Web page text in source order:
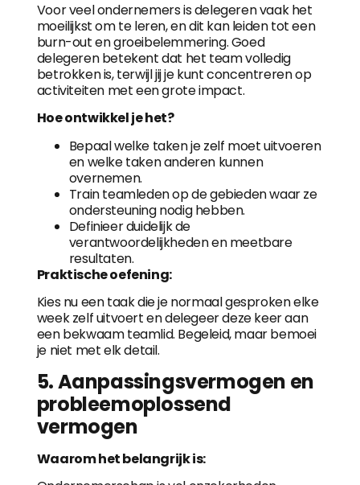
Voor veel ondernemers is delegeren vaak het
moeilijkst om te leren, en dit kan leiden tot een
burn-out en groeibelemmering. Goed
delegeren betekent dat het team volledig
betrokken is, terwijl jij je kunt concentreren op
activiteiten met een grote impact.
Hoe ontwikkel je het?
Bepaal welke taken je zelf moet uitvoeren
en welke taken anderen kunnen
overnemen.
Train teamleden op de gebieden waar ze
ondersteuning nodig hebben.
Definieer duidelijk de
verantwoordelijkheden en meetbare
resultaten.
Praktische oefening:
Kies nu een taak die je normaal gesproken elke
week zelf uitvoert en delegeer deze keer aan
een bekwaam teamlid. Begeleid, maar bemoei
je niet met elk detail.
5. Aanpassingsvermogen en
probleemoplossend
vermogen
Waarom het belangrijk is: